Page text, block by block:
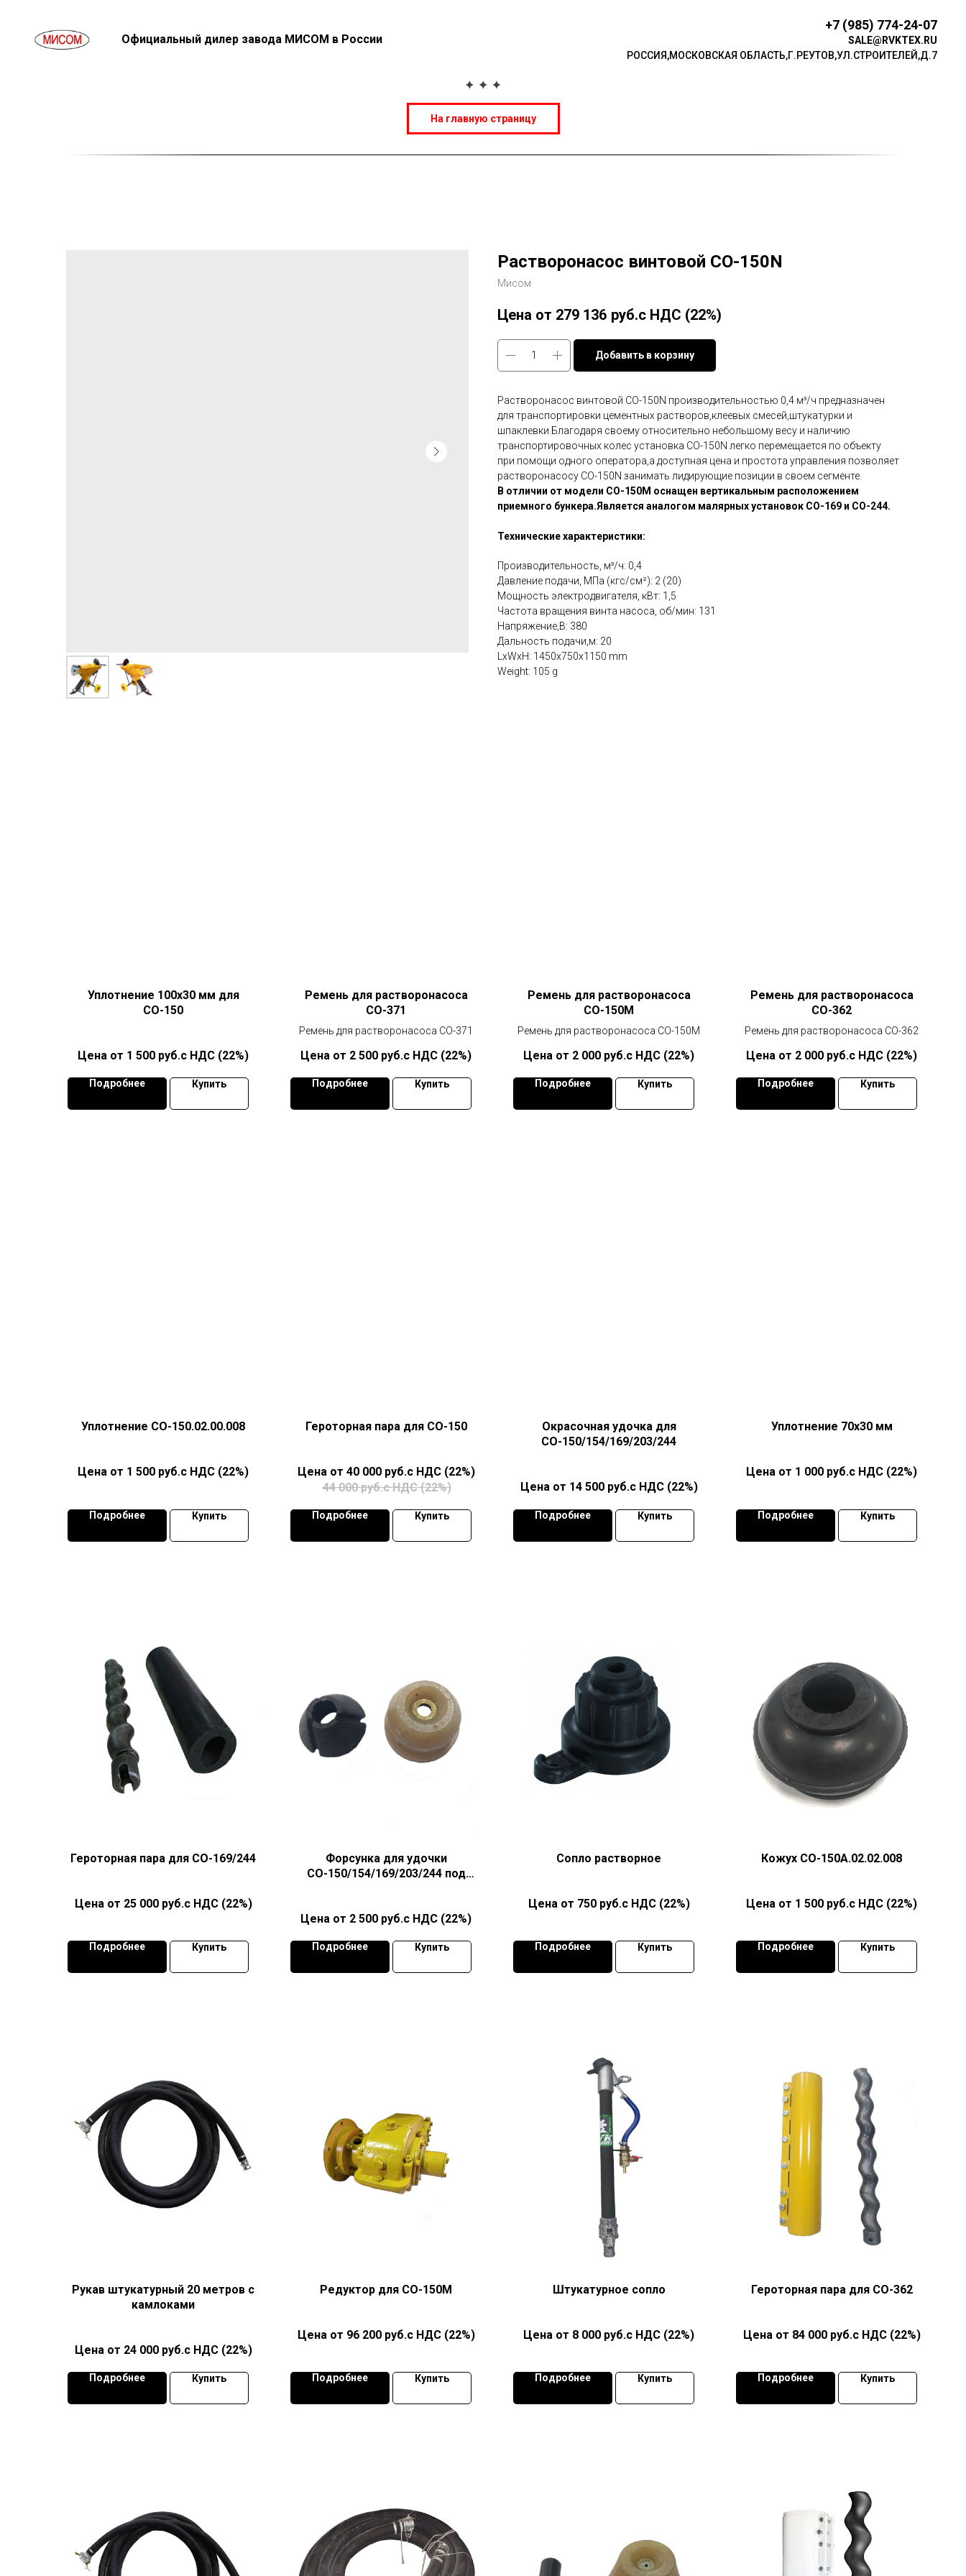
Официальный дилер завода МИСОМ в России
+7 (985) 774-24-07
SALE@RVKTEX.RU
РОССИЯ,МОСКОВСКАЯ ОБЛАСТЬ,Г.РЕУТОВ,УЛ.СТР ОИТЕЛЕЙ,Д.7
На главную страницу
Растворонасос винтовой СО-150N
Мисом
279 136 руб.с НДС (22%)
Добавить в корзину
Растворонасос винтовой СО-150N производительностью 0,4 м³/ч предназначен
для транспортировки цементных растворов,клеевых смесей,штукатурки и
шпаклевки.Благодаря своему относительно небольшому весу и наличию
транспортировочных колес установка СО-150N легко перемещается по объекту
при помощи одного оператора,а доступная цена и простота управления позволяет
растворонасосу СО-150N занимать лидирующие позиции в своем сегменте.
В отличии от модели СО-150М оснащен вертикальным расположением
приемного бункера.Является аналогом малярных установок СО-169 и СО-244.
Технические характеристики:
Производительность, м³/ч: 0,4
Давление подачи, МПа (кгс/см²): 2 (20)
Мощность электродвигателя, кВт: 1,5
Частота вращения винта насоса, об/мин: 131
Напряжение,В: 380
Дальность подачи,м: 20
LxWxH: 1450x750x1150 mm
Weight: 105 g
Уплотнение 100х30 мм для
СО-150
1 500 руб.с НДС (22%)
Подробнее Купить
Ремень для растворонасоса
СО-371
Ремень для растворонасоса СО-371
2 500 руб.с НДС (22%)
Подробнее Купить
Ремень для растворонасоса
СО-150М
Ремень для растворонасоса СО-150М
2 000 руб.с НДС (22%)
Подробнее Купить
Ремень для растворонасоса
СО-362
Ремень для растворонасоса СО-362
2 000 руб.с НДС (22%)
Подробнее Купить
Уплотнение СО-150.02.00.008
1 500 руб.с НДС (22%)
Подробнее Купить
Героторная пара для СО-150
40 000 руб.с НДС (22%)
44 000 руб.с НДС (22%)
Подробнее Купить
Окрасочная удочка для
СО-150/154/169/203/244
14 500 руб.с НДС (22%)
Подробнее Купить
Уплотнение 70х30 мм
1 000 руб.с НДС (22%)
Подробнее Купить
Героторная пара для СО-169/244
25 000 руб.с НДС (22%)
Подробнее Купить
Форсунка для удочки
СО-150/154/169/203/244 под
2 500 руб.с НДС (22%)
Подробнее Купить
Сопло растворное
750 руб.с НДС (22%)
Подробнее Купить
Кожух СО-150А.02.02.008
1 500 руб.с НДС (22%)
Подробнее Купить
Рукав штукатурный 20 метров с
камлоками
24 000 руб.с НДС (22%)
Подробнее Купить
Редуктор для СО-150М
96 200 руб.с НДС (22%)
Подробнее Купить
Штукатурное сопло
8 000 руб.с НДС (22%)
Подробнее Купить
Героторная пара для СО-362
84 000 руб.с НДС (22%)
Подробнее Купить